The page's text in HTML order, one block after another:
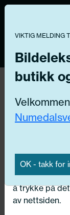
Få
N
Vi og våre
inkludert
informasjon
Funksjonelle,
Ved å trykke
formålene.
innstillingene».
Du kan trekke
å trykke på
av nettsiden.
VIKTIG MELDING
butikk
OK - takk for